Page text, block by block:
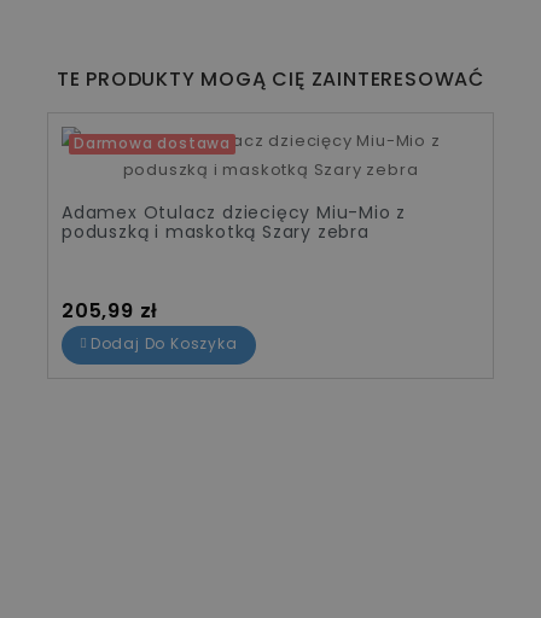
TE PRODUKTY MOGĄ CIĘ ZAINTERESOWAĆ
Darmowa dostawa
Adamex Otulacz dziecięcy Miu-Mio z
poduszką i maskotką Szary zebra
Cena
205,99 zł
Dodaj Do Koszyka